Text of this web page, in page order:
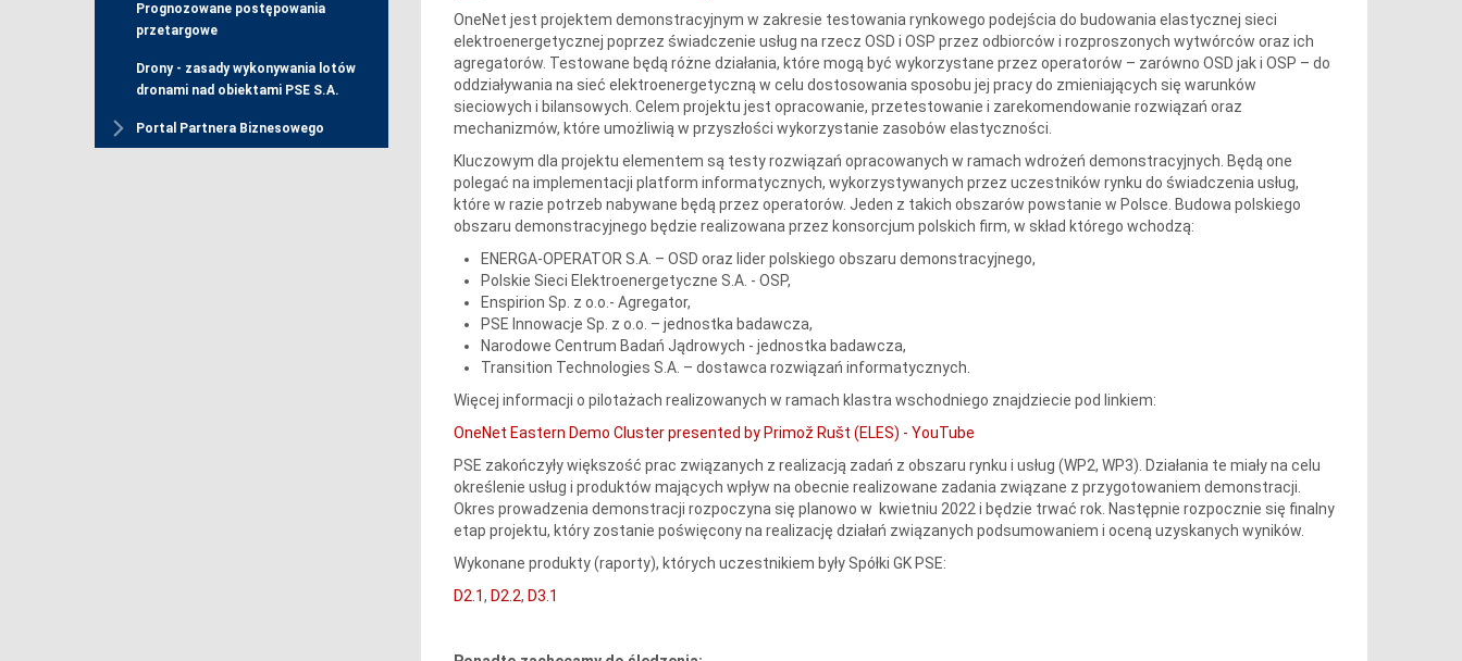
Prognozowane postępowania
przetargowe
Drony - zasady wykonywania lotów
dronami nad obiektami PSE S.A.
Portal Partnera Biznesowego
OneNet jest projektem demonstracyjnym w zakresie testowania rynkowego podejścia do budowania elastycznej sieci
elektroenergetycznej poprzez świadczenie usług na rzecz OSD i OSP przez odbiorców i rozproszonych wytwórców oraz ich
agregatorów. Testowane będą różne działania, które mogą być wykorzystane przez operatorów – zarówno OSD jak i OSP – do
oddziaływania na sieć elektroenergetyczną w celu dostosowania sposobu jej pracy do zmieniających się warunków
sieciowych i bilansowych. Celem projektu jest opracowanie, przetestowanie i zarekomendowanie rozwiązań oraz
mechanizmów, które umożliwią w przyszłości wykorzystanie zasobów elastyczności.
Kluczowym dla projektu elementem są testy rozwiązań opracowanych w ramach wdrożeń demonstracyjnych. Będą one
polegać na implementacji platform informatycznych, wykorzystywanych przez uczestników rynku do świadczenia usług,
które w razie potrzeb nabywane będą przez operatorów. Jeden z takich obszarów powstanie w Polsce. Budowa polskiego
obszaru demonstracyjnego będzie realizowana przez konsorcjum polskich firm, w skład którego wchodzą:
ENERGA-OPERATOR S.A. – OSD oraz lider polskiego obszaru demonstracyjnego,
Polskie Sieci Elektroenergetyczne S.A. - OSP,
Enspirion Sp. z o.o.- Agregator,
PSE Innowacje Sp. z o.o. – jednostka badawcza,
Narodowe Centrum Badań Jądrowych - jednostka badawcza,
Transition Technologies S.A. – dostawca rozwiązań informatycznych.
Więcej informacji o pilotażach realizowanych w ramach klastra wschodniego znajdziecie pod linkiem:
OneNet Eastern Demo Cluster presented by Primož Rušt (ELES) - YouTube
PSE zakończyły większość prac związanych z realizacją zadań z obszaru rynku i usług (WP2, WP3). Działania te miały na celu
określenie usług i produktów mających wpływ na obecnie realizowane zadania związane z przygotowaniem demonstracji.
Okres prowadzenia demonstracji rozpoczyna się planowo w kwietniu 2022 i będzie trwać rok. Następnie rozpocznie się finalny
etap projektu, który zostanie poświęcony na realizację działań związanych podsumowaniem i oceną uzyskanych wyników.
Wykonane produkty (raporty), których uczestnikiem były Spółki GK PSE:
D2.1, D2.2, D3.1